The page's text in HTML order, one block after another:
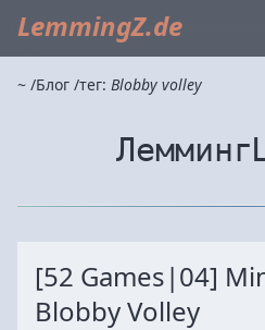
LemmingZ.de
~ Блог тег: Blobby volley
[52 Games|04]
Blobby Volley